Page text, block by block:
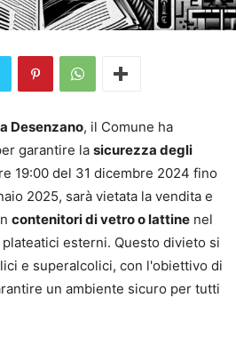
Desenzano, il Comune ha
garantire la sicurezza degli
19:00 del 31 dicembre 2024 fino
2025, sarà vietata la vendita e
contenitori di vetro o lattine nel
esterni. Questo divieto si
e superalcolici, con l'obiettivo di
un ambiente sicuro per tutti